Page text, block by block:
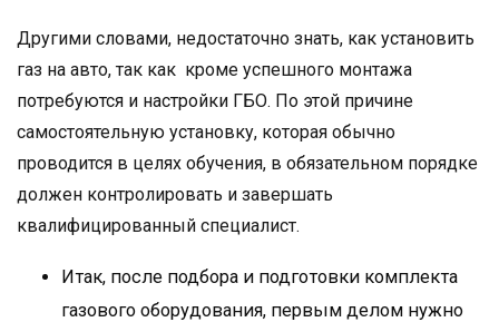
Другими словами, недостаточно знать, как установить
газ на авто, так как кроме успешного монтажа
потребуются и настройки ГБО. По этой причине
самостоятельную установку, которая обычно
проводится в целях обучения, в обязательном порядке
должен контролировать и завершать
квалифицированный специалист.
Итак, после подбора и подготовки комплекта
газового оборудования, первым делом нужно